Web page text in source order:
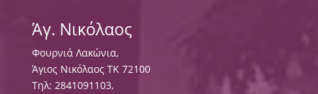
Άγ. Νικόλαος
Φουρνιά Λακώνια,
Άγιος Νικόλαος ΤΚ 72100
Τηλ: 2841091103,